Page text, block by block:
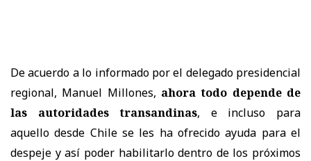
De acuerdo a lo informado por el delegado presidencial
regional, Manuel Millones, ahora todo depende de
las autoridades transandinas, e incluso para
aquello desde Chile se les ha ofrecido ayuda para el
despeje y así poder habilitarlo dentro de los próximos